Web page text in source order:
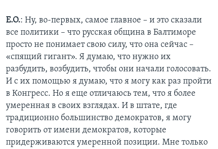
Е.О.: Ну, во-первых, самое главное – и это сказали
все политики – что русская община в Балтиморе
просто не понимает свою силу, что она сейчас –
«спящий гигант». Я думаю, что нужно их
разбудить, возбудить, чтобы они начали голосовать.
И с их помощью я думаю, что я могу как раз пройти
в Конгресс. Но я еще отличаюсь тем, что я более
умеренная в своих взглядах. И в штате, где
традиционно большинство демократов, я могу
говорить от имени демократов, которые
придерживаются умеренной позиции. Мне только